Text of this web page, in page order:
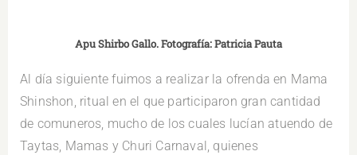
Apu Shirbo Gallo. Fotografía: Patricia Pauta
Al día siguiente fuimos a realizar la ofrenda en Mama
Shinshon, ritual en el que participaron gran cantidad
de comuneros, mucho de los cuales lucían atuendo de
Taytas, Mamas y Churi Carnaval, quienes